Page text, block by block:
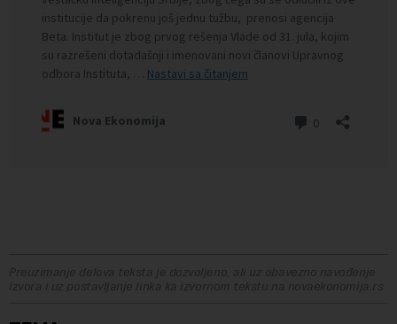
Preuzimanje delova teksta je dozvoljeno, ali uz obavezno navođenje
izvora i uz postavljanje linka ka izvornom tekstu na novaekonomija.rs